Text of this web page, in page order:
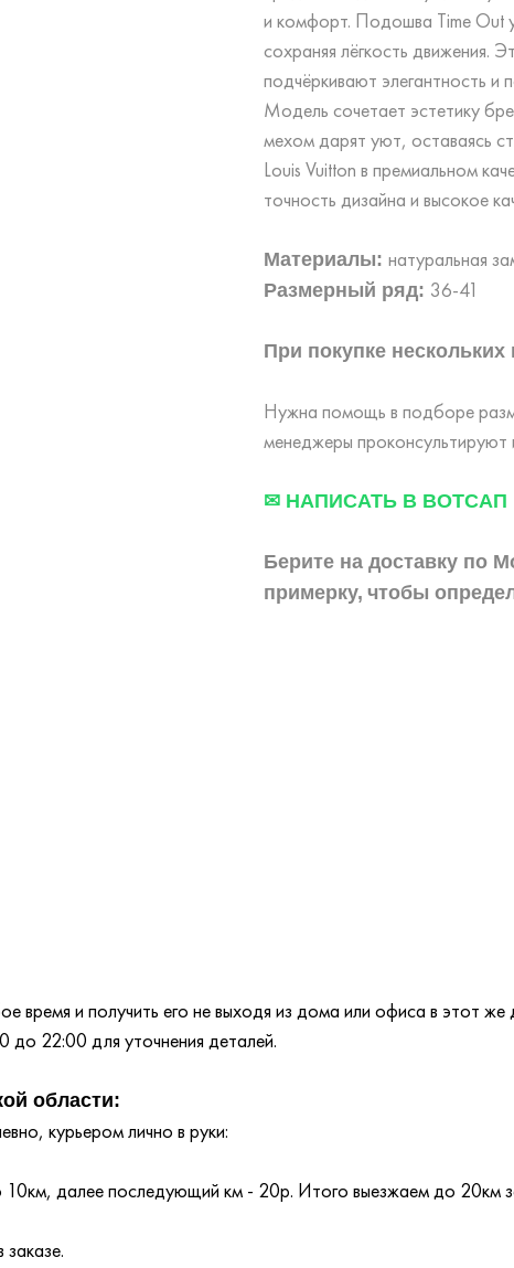
и комфорт. Подошва Time Out
сохраняя лёгкость движения.
подчёркивают элегантность и
Модель сочетает эстетику
мехом дарят уют, оставаясь
Louis Vuitton в премиальном
точность дизайна и высокое
Материалы: натуральная
Размерный ряд: 36-41
При покупке нескольких
Нужна помощь в подборе
менеджеры
✉ НАПИСАТЬ В ВОТСАП
Берите на доставку по
примерку, чтобы
время и получить его не выходя из дома или офиса в этот же
до 22:00 для уточнения деталей.
области:
курьером лично в руки:
далее последующий км - 20р. Итого выезжаем до